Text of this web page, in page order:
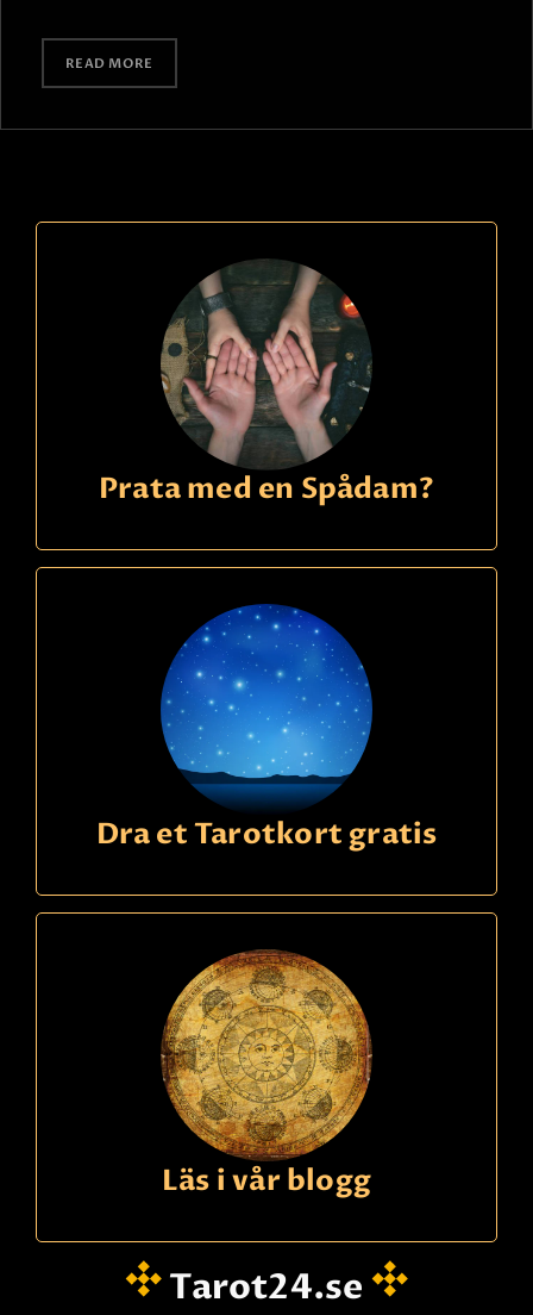
READ MORE
Prata med en Spådam?
Dra et Tarotkort gratis
Läs i vår blogg
Tarot24.se